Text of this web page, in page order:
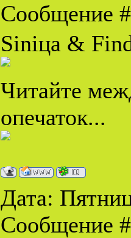
Сообщение
Siniца &
Читайте
опечаток...
Дата:
Сообщение